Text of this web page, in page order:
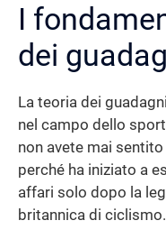
I
dei
La teoria dei
nel campo dello
non avete mai
perché ha iniziato a
affari solo dopo la
britannica di